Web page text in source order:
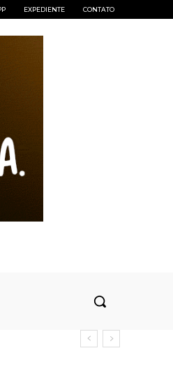
EXPEDIENTE CONTATO